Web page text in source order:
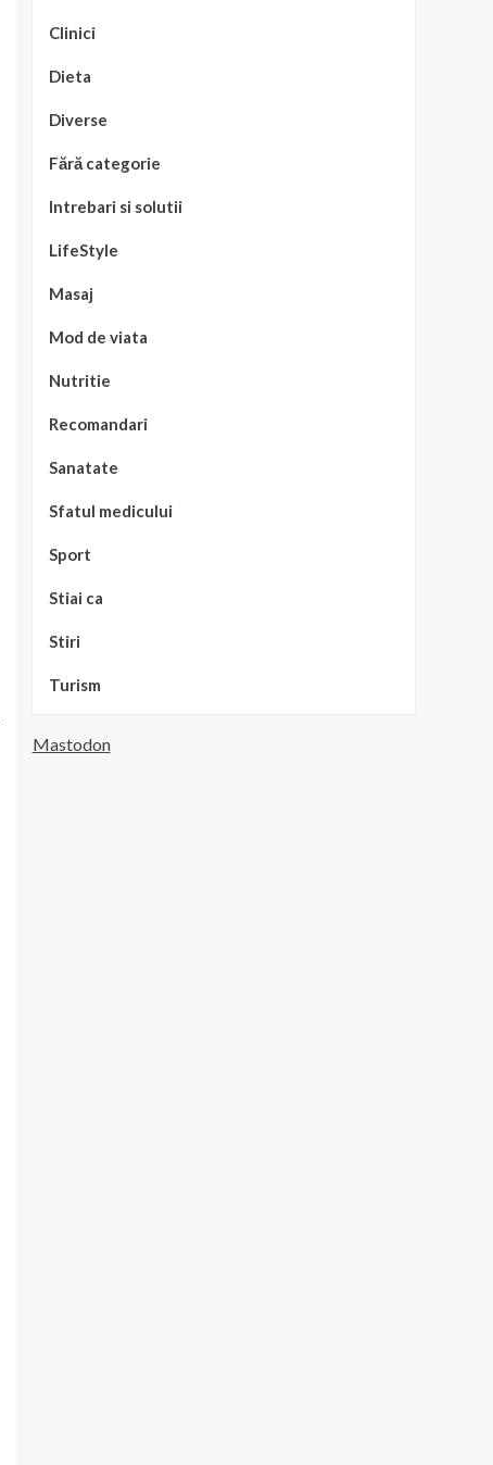
Clinici
Dieta
Diverse
Fără categorie
Intrebari si solutii
LifeStyle
Masaj
Mod de viata
Nutritie
Recomandari
Sanatate
Sfatul medicului
Sport
Stiai ca
Stiri
Turism
Mastodon